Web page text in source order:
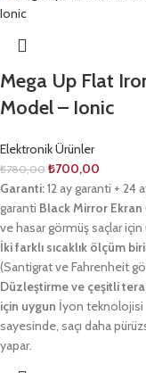
Mega Up Flat
Model – Ionic
Elektronik Ürünler
₺780,00 ₺700,00
Garanti:12 ay garanti + 24
garanti Black Mirror Ekran
ve hasar görmüş saçlar için
İki farklı sıcaklık ölçüm
(Santigrat ve Fahrenheit
Düzleştirme ve çeşitli
için uygun İyon teknolojisi
sayesinde, saçı daha
yapar.